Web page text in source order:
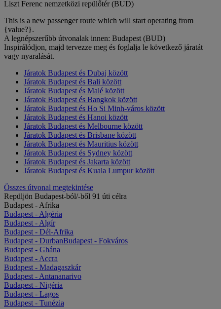
Liszt Ferenc nemzetközi repülőtér (BUD)
This is a new passenger route which will start operating from
{value?}.
A legnépszerűbb útvonalak innen: Budapest (BUD)
Inspirálódjon, majd tervezze meg és foglalja le következő járatát
vagy nyaralását.
Járatok Budapest és Dubaj között
Járatok Budapest és Bali között
Járatok Budapest és Malé között
Járatok Budapest és Bangkok között
Járatok Budapest és Ho Si Minh-város között
Járatok Budapest és Hanoi között
Járatok Budapest és Melbourne között
Járatok Budapest és Brisbane között
Járatok Budapest és Mauritius között
Járatok Budapest és Sydney között
Járatok Budapest és Jakarta között
Járatok Budapest és Kuala Lumpur között
Összes útvonal megtekintése
Repüljön Budapest-ból/-ből 91 úti célra
Budapest - Afrika
Budapest - Algéria
Budapest - Algír
Budapest - Dél-Afrika
Budapest - DurbanBudapest - Fokváros
Budapest - Ghána
Budapest - Accra
Budapest - Madagaszkár
Budapest - Antananarivo
Budapest - Nigéria
Budapest - Lagos
Budapest - Tunézia